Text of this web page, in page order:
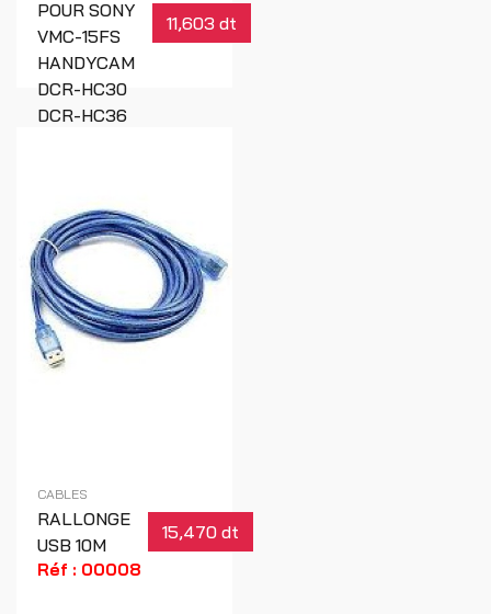
POUR SONY
VMC-15FS
HANDYCAM
DCR-HC30
DCR-HC36
11,603 dt
CABLES
RALLONGE
USB 10M
15,470 dt
Réf : 00008